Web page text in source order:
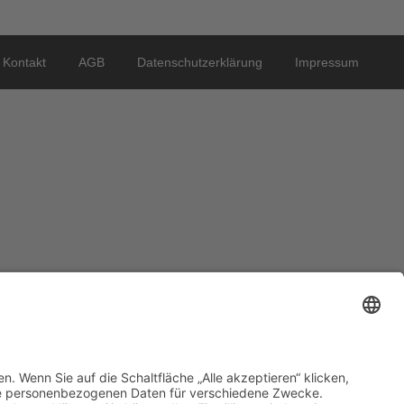
Kontakt AGB Datenschutzerklärung Impressum